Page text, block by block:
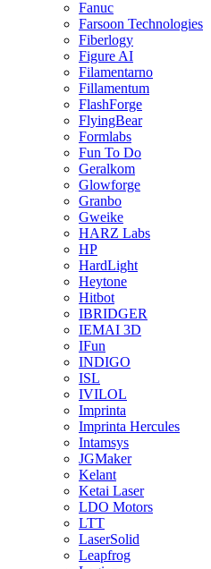
Fanuc
Farsoon Technologies
Fiberlogy
Figure AI
Filamentarno
Fillamentum
FlashForge
FlyingBear
Formlabs
Fun To Do
Geralkom
Glowforge
Granbo
Gweike
HARZ Labs
HP
HardLight
Heytone
Hitbot
IBRIDGER
IEMAI 3D
IFun
INDIGO
ISL
IVILOL
Imprinta
Imprinta Hercules
Intamsys
JGMaker
Kelant
Ketai Laser
LDO Motors
LTT
LaserSolid
Leapfrog